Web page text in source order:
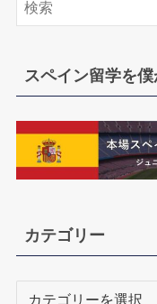
スペイン留学を
カテゴリー